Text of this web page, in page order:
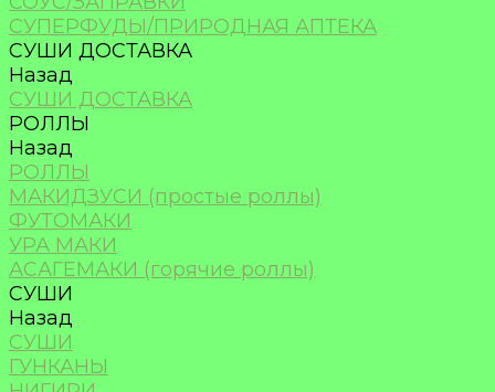
СУПЕРФУДЫ/ПРИРОДНАЯ АПТЕКА
СУШИ ДОСТАВКА
Назад
СУШИ ДОСТАВКА
РОЛЛЫ
Назад
РОЛЛЫ
МАКИДЗУСИ (простые роллы)
ФУТОМАКИ
УРА МАКИ
АСАГЕМАКИ (горячие роллы)
СУШИ
Назад
СУШИ
ГУНКАНЫ